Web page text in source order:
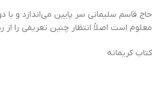
حاج‌ قاسم سلیمانی سر پایین می‌اندازد و
معلوم است اصلاً انتظار چنین تعریفی را از
کتاب کریمانه